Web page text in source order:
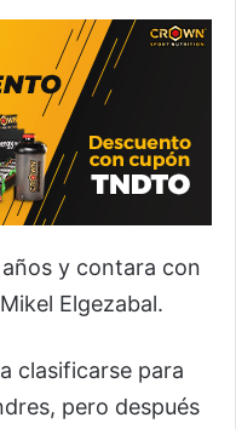
y contara con
Elgezabal.
clasificarse para
pero después